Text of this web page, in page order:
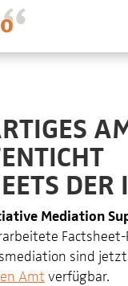
DER
Mediation
sind
Amt verfügbar.